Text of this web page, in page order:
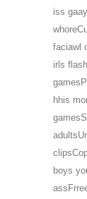
iss
faciawl
irls
hhis
boys